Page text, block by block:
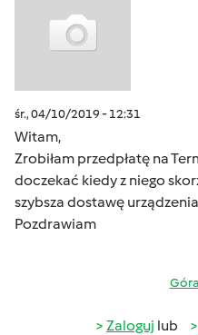
śr., 04/10/2019 - 12:31
Witam,
Zrobiłam przedpłatę na
doczekać kiedy z niego
szybsza dostawę
Pozdrawiam
Zaloguj lub